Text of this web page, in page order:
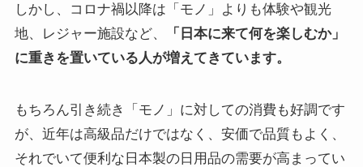
しかし、コロナ禍以降は「モノ」よりも体験や観光
地、レジャー施設など、
「日本に来て何を楽しむか」
に重きを置いている人が増えてきています。
もちろん引き続き「モノ」に対しての消費も好調です
が、近年は高級品だけではなく、安価で品質もよく、
それでいて便利な日本製の日用品の需要が高まってい